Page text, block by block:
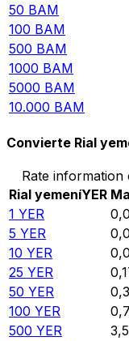
50 BAM
100 BAM
500 BAM
1000 BAM
5000 BAM
10.000 BAM
Convierte Rial
Rate
Rial yemeníYER
1 YER
5 YER
10 YER
25 YER
50 YER
100 YER
500 YER